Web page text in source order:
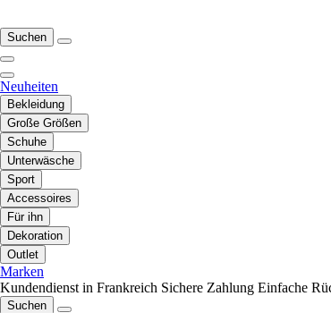
Suchen
Neuheiten
Bekleidung
Große Größen
Schuhe
Unterwäsche
Sport
Accessoires
Für ihn
Dekoration
Outlet
Marken
Kundendienst in Frankreich Sichere Zahlung Einfache
Suchen